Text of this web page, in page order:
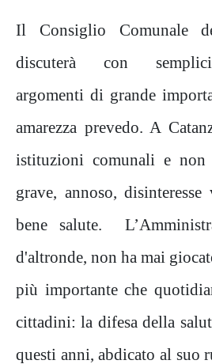
Il Consiglio Comunale
discuterà con
argomenti di grande
amarezza prevedo. A
istituzioni comunali e non
grave, annoso,
bene salute.
d'altronde, non ha mai
più importante che
cittadini: la difesa della
questi anni, abdicato al suo